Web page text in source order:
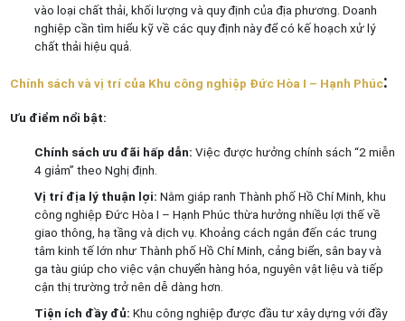
vào loại chất thải, khối lượng và quy định của địa phương. Doanh
nghiệp cần tìm hiểu kỹ về các quy định này để có kế hoạch xử lý
chất thải hiệu quả.
Chính sách và vị trí của Khu công nghiệp Đức Hòa I – Hạnh Phúc:
Ưu điểm nổi bật:
Chính sách ưu đãi hấp dẫn: Việc được hưởng chính sách “2 miễn
4 giảm” theo Nghị định.
Vị trí địa lý thuận lợi: Nằm giáp ranh Thành phố Hồ Chí Minh, khu
công nghiệp Đức Hòa I – Hạnh Phúc thừa hưởng nhiều lợi thế về
giao thông, hạ tầng và dịch vụ. Khoảng cách ngắn đến các trung
tâm kinh tế lớn như Thành phố Hồ Chí Minh, cảng biển, sân bay và
ga tàu giúp cho việc vận chuyển hàng hóa, nguyên vật liệu và tiếp
cận thị trường trở nên dễ dàng hơn.
Tiện ích đầy đủ: Khu công nghiệp được đầu tư xây dựng với đầy